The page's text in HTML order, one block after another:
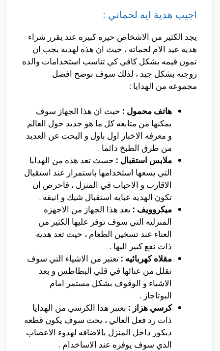
اجيب هدية ايه لحماتي :
يجد الكثير من الاشخاص حيره كبيره عند يقرر شراء
هديه عيد الام لحماته ، حيث ان هذه لهديه يجب ان
تمون قيمه بشكل كافي كي تناسب استخدامات والده
زوجته بشكل جيد ، لذلك سوف نوضح افضل
مجموعه من الهدايا :
هاتف محمول : حيث ان هذا الجهاز سوف
يمكنها من متابعه كل ما هو جديد حول العالم
و معرفه الاخبار اول باول و البحث عن العديد
من طرق الطبخ دائما .
ملابس استقبال : حسث تعد هذه من الهدايا
التي يسعها استخدامها باستمرار عند استقبال
الاقارب و الاحباب في المنزل ، فاحرص ان
تكون الهديه عبايه استقبال شيك و انيقه .
ميكروويف : يعد هذا الجهاز من الاجهزه
المنزليه التي سوف توفر عليها الكثير من
العناء عند تسخين الطعام ، حيث تعد هديه
ذات نفع كبير اليها .
مقلاه كهربائيه : تعتبر من الاشياء التي سوف
تقلل من عنائها في قلي البطاطس و بعد
الاشياء و الوقوف بشكل مستمر امام
البوتاجاز .
كرسي هزاز : بعتبر هذا الكرسي من الهدايا
ذات رد فعل العالي ، يحث سوف يكون قطعه
ديكور داخل المنزل بالاضافه لهدوء الاعصاب
الذي سوف يوفره عند الاساخدام .